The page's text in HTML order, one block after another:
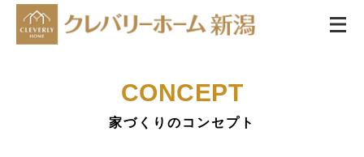
CONCEPT
家づくりのコンセプト